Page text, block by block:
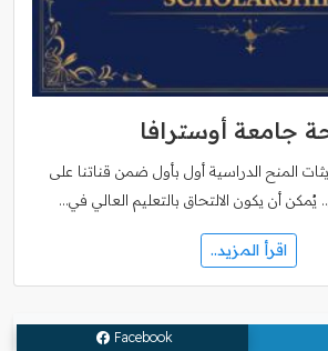
جامعة أوسترافا
المنح الدراسية أول بأول ضمن قناتنا على
يُمكن أن يكون الالتحاق بالتعليم العالي في…
اقرأ المزيد..
Facebook